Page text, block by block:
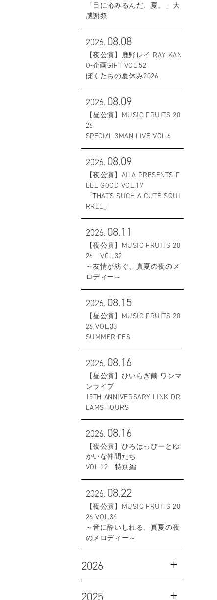
「目に沁みるんだ、夏。」大
感謝祭
2026. 08.08
【夜公演】鹿野レイ-RAY KAN
O-企画GIFT VOL.52
ぼくたちの夏休み2026
2026. 08.09
【昼公演】MUSIC FRUITS 20
26
SPECIAL 3MAN LIVE VOL.6
2026. 08.09
【夜公演】AILA PRESENTS F
EEL GOOD VOL.17
「THAT'S SUCH A CUTE SQUI
RREL」
2026. 08.11
【夜公演】MUSIC FRUITS 20
26 VOL.32
～友情が紡ぐ、真夏の夜のメ
ロディー～
2026. 08.15
【昼公演】MUSIC FRUITS 20
26 VOL.33
SUMMER FES
2026. 08.16
【昼公演】ひいらぎ繭-ワンマ
ンライブ
15TH ANNIVERSARY LINK DR
EAMS TOURS
2026. 08.16
【夜公演】ひろはっぴーとゆ
かいな仲間たち
VOL.12 特別編
2026. 08.22
【夜公演】MUSIC FRUITS 20
26 VOL.34
～音に酔いしれる、真夏の夜
のメロディー～
2026
2025